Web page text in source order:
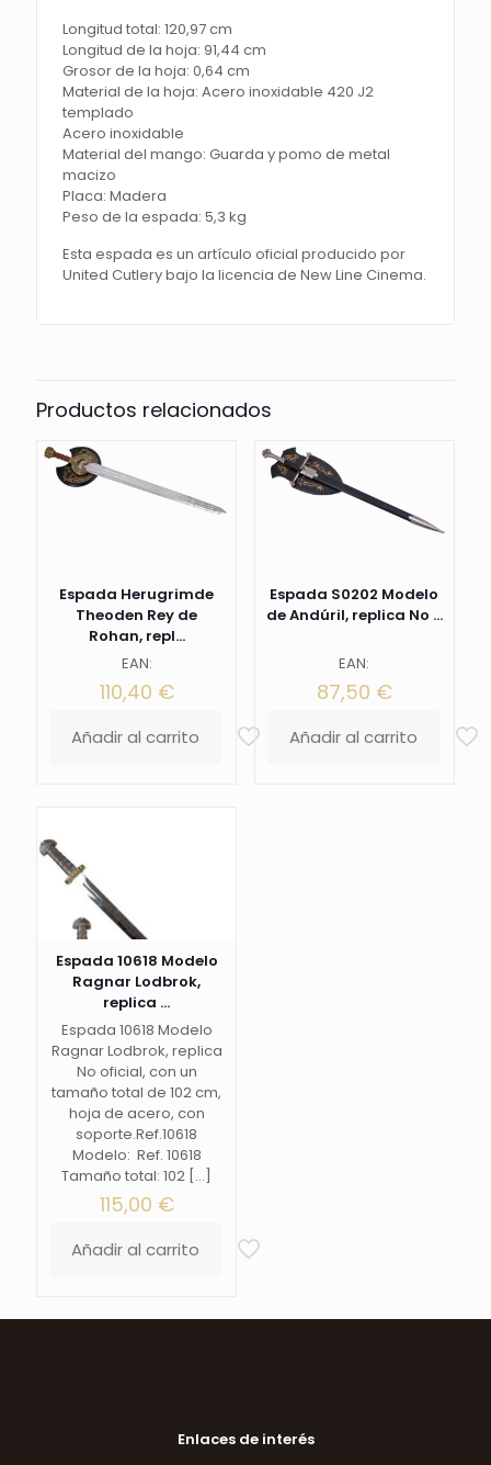
Longitud total: 120,97 cm
Longitud de la hoja: 91,44 cm
Grosor de la hoja: 0,64 cm
Material de la hoja: Acero inoxidable 420 J2
templado
Acero inoxidable
Material del mango: Guarda y pomo de metal
macizo
Placa: Madera
Peso de la espada: 5,3 kg
Esta espada es un artículo oficial producido por
United Cutlery bajo la licencia de New Line Cinema.
Productos relacionados
Espada Herugrimde
Theoden Rey de
Rohan, repl...
EAN:
110,40 €
Añadir al carrito
Espada S0202 Modelo
de Andúril, replica No ...
EAN:
87,50 €
Añadir al carrito
Espada 10618 Modelo
Ragnar Lodbrok,
replica ...
Espada 10618 Modelo
Ragnar Lodbrok, replica
No oficial, con un
tamaño total de 102 cm,
hoja de acero, con
soporte.Ref.10618
Modelo: Ref. 10618
Tamaño total: 102 […]
115,00 €
Añadir al carrito
Enlaces de interés